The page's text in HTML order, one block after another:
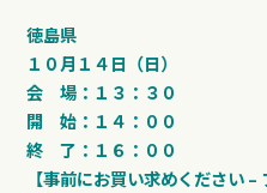
徳島県
１０月１４日（日）
会 場：１３：３０
開 始：１４：００
終 了：１６：００
【事前にお買い求めください